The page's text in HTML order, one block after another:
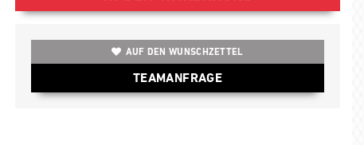
AUF DEN WUNSCHZETTEL
TEAMANFRAGE